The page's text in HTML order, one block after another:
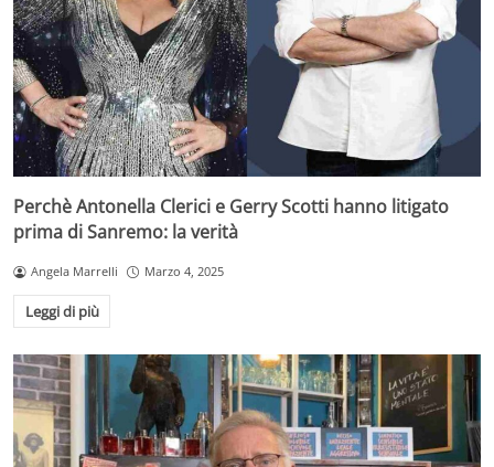
Perchè Antonella Clerici e Gerry Scotti hanno litigato
prima di Sanremo: la verità
Angela Marrelli Marzo 4, 2025
Leggi di più